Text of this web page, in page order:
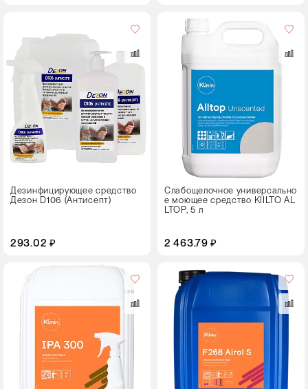
Дезинфицирующее средство
Дезон D106 (Антисепт)
293.02 ₽
Слабощелочное универсально
е моющее средство KIILTO AL
LTOP, 5 л
2 463.79 ₽
5
Тип
упаковки
Канистра
упаковки
Канистра